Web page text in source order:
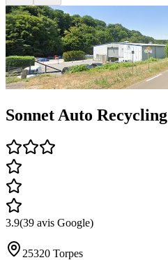
Sonnet Auto Recycling
3.9(39 avis Google)
25320 Torpes